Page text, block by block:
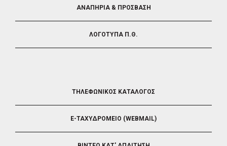
ΑΝΑΠΗΡΙΑ & ΠΡΟΣΒΑΣΗ
ΛΟΓΟΤΥΠΑ Π.Θ.
ΤΗΛΕΦΩΝΙΚΟΣ ΚΑΤΑΛΟΓΟΣ
E-ΤΑΧΥΔΡΟΜΕΙΟ (WEBMAIL)